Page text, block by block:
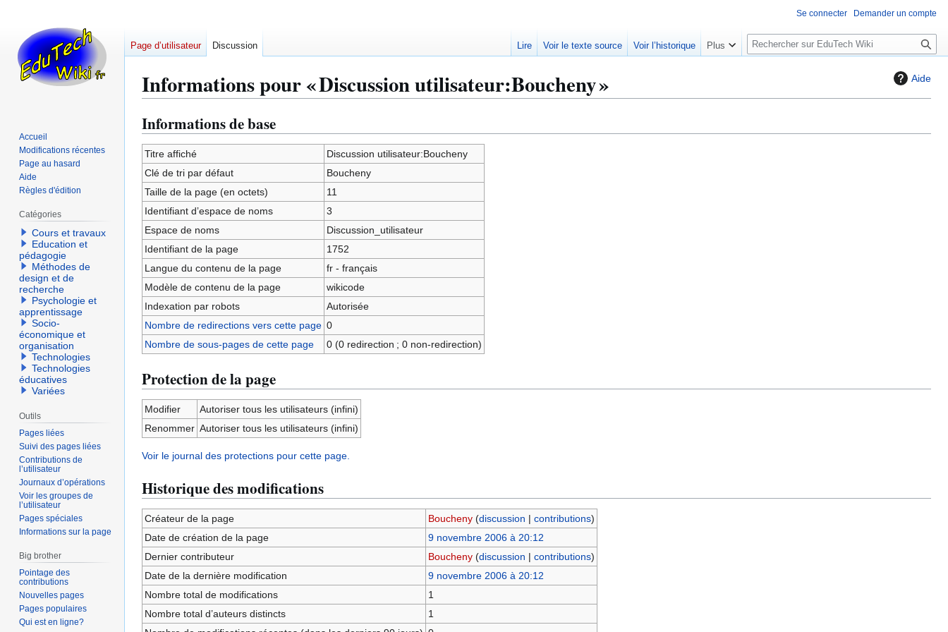
Aide
Informations pour « Discussion utilisateur:Boucheny »
Aller
à
la
navigation
Aller
à
la
recherche
Informations de base
Titre affiché
Discussion utilisateur:Boucheny
Clé de tri par défaut
Boucheny
Taille de la page (en octets)
11
Identifiant dʼespace de noms
3
Espace de noms
Discussion_utilisateur
Identifiant de la page
1752
Langue du contenu de la page
fr - français
Modèle de contenu de la page
wikicode
Indexation par robots
Autorisée
Nombre de redirections vers cette page 0
Nombre de sous-pages de cette page
0 (0 redirection ; 0 non-redirection)
Protection de la page
Modifier
Autoriser tous les utilisateurs (infini)
Renommer Autoriser tous les utilisateurs (infini)
Voir le journal des protections pour cette page.
Historique des modifications
Créateur de la page Boucheny (discussion | contributions)
Date de création de la page
9 novembre 2006 à 20:12
Dernier contributeur
Boucheny (discussion | contributions)
Date de la dernière modification
9 novembre 2006 à 20:12
Nombre total de modifications
1
Nombre total d’auteurs distincts
1
Se connecter Demander un compte
Page d’utilisateur Discussion Lire Voir le texte source Voir l’historique Plus
R
e
e
c
Accueil
Modifications récentes
Page au hasard
Aide
Règles d'édition
Catégories
Cours et travaux
Education et
pédagogie
Méthodes de
design et de
recherche
Psychologie et
apprentissage
Socio-
économique et
organisation
Technologies
Technologies
éducatives
Variées
Outils
Pages liées
Suivi des pages liées
Contributions de
l’utilisateur
Journaux d’opérations
Voir les groupes de
l’utilisateur
Pages spéciales
Informations sur la page
Big brother
Pointage des
contributions
Nouvelles pages
Pages populaires
Qui est en ligne?